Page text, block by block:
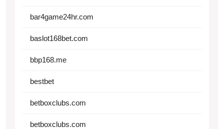
bar4game24hr.com
baslot168bet.com
bbp168.me
bestbet
betboxclubs.com
betboxclubs.com